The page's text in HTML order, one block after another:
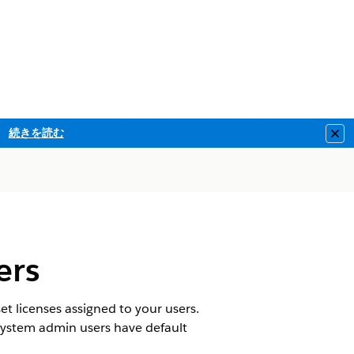
続きを読む
licenses assigned to your users.
admin users have default